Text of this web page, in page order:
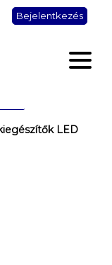
Bejelentkezés
LED